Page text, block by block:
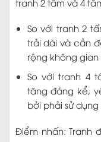
So với tranh 2
trải dài và cần
rộng không
So với tranh 4
tăng đáng kể,
bởi phải sử
Điểm nhấn: Tranh